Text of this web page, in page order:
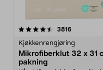
3816
Kjøkkenrengjøring
Mikrofiberklut 32 x 31
pakning
4.5av 5 stjerner